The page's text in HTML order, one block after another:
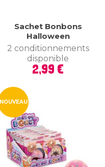
Sachet Bonbons
Halloween
2 conditionnements
disponible
Prix
2,99 €
NOUVEAU